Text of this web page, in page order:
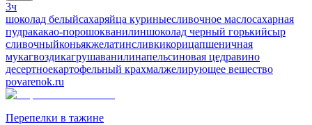
3ч
шоколад белыйсахаряйца куриныесливочное маслосахарная
пудракакао-порошокванилиншоколад черный горькийсыр
сливочныйконьякжелатинсливкикорицапшеничная
мукагвоздикагрушаванилинапельсиновая цедравино
десертноекартофельный крахмалжелирующее вещество
povarenok.ru
Перепелки в тажине